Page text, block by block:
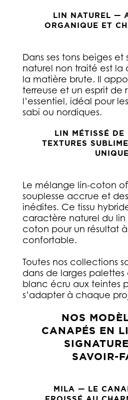
LIN NATUREL —
ORGANIQUE ET
Dans ses tons beiges et
naturel non traité est la
la matière brute. Il
terreuse et un esprit de
l’essentiel, idéal pour
sabi ou nordiques.
LIN MÉTISSÉ
TEXTURES
UNIQUE
Le mélange lin-coton
souplesse accrue et
inédites. Ce tissu
caractère naturel du
coton pour un résultat
confortable.
Toutes nos collections
dans de larges palettes
blanc écru aux teintes
s’adapter à chaque
NOS
CANAPÉS EN
SAVOIR-
MILA — LE